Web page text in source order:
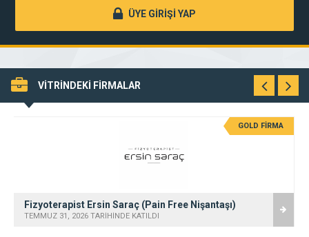
ÜYE GİRİŞİ YAP
VİTRİNDEKİ FİRMALAR
GOLD FİRMA
Biyozen Çevre Sağlığı İlaçlama Dezenfeksiyon
TEMMUZ 22, 2026 TARİHİNDE KATILDI